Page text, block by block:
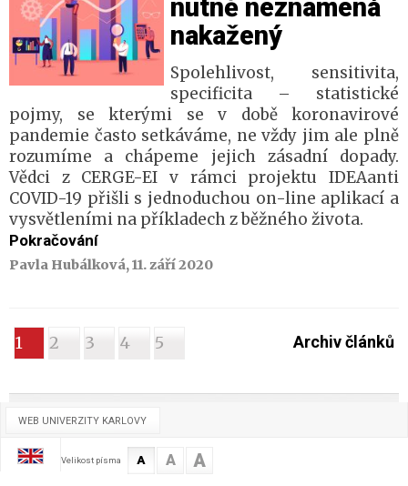
nutně neznamená
nakažený
Spolehlivost, sensitivita,
specificita – statistické
pojmy, se kterými se v době koronavirové
pandemie často setkáváme, ne vždy jim ale plně
rozumíme a chápeme jejich zásadní dopady.
Vědci z CERGE-EI v rámci projektu IDEAanti
COVID-19 přišli s jednoduchou on-line aplikací a
vysvětleními na příkladech z běžného života.
Pokračování
Pavla Hubálková, 11. září 2020
Archiv článků
1 2 3 4 5
WEB UNIVERZITY KARLOVY
Velikost písma A A A